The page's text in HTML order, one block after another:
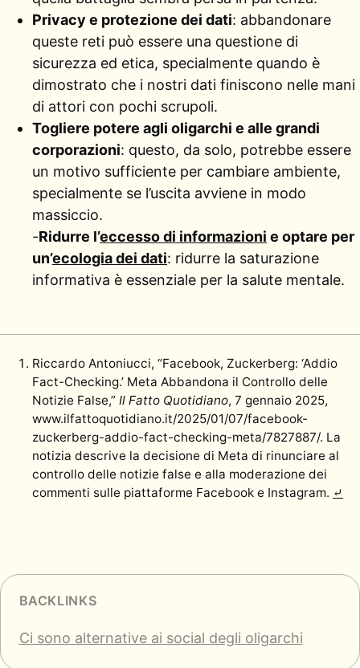
Privacy e protezione dei dati: abbandonare
queste reti può essere una questione di
sicurezza ed etica, specialmente quando è
dimostrato che i nostri dati finiscono nelle mani
di attori con pochi scrupoli.
Togliere potere agli oligarchi e alle grandi
corporazioni: questo, da solo, potrebbe essere
un motivo sufficiente per cambiare ambiente,
specialmente se l’uscita avviene in modo
massiccio.
-Ridurre l’eccesso di informazioni e optare per
un’ecologia dei dati: ridurre la saturazione
informativa è essenziale per la salute mentale.
Riccardo Antoniucci, “Facebook, Zuckerberg: ‘Addio
Fact-Checking.’ Meta Abbandona il Controllo delle
Notizie False,” Il Fatto Quotidiano, 7 gennaio 2025,
www.ilfattoquotidiano.it/2025/01/07/facebook-
zuckerberg-addio-fact-checking-meta/7827887/. La
notizia descrive la decisione di Meta di rinunciare al
controllo delle notizie false e alla moderazione dei
commenti sulle piattaforme Facebook e Instagram. ⤶
BACKLINKS
Ci sono alternative ai social degli oligarchi